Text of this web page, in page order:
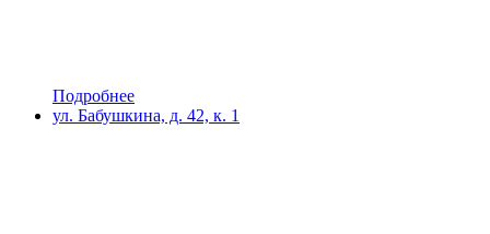
Подробнее
ул. Бабушкина, д. 42, к. 1